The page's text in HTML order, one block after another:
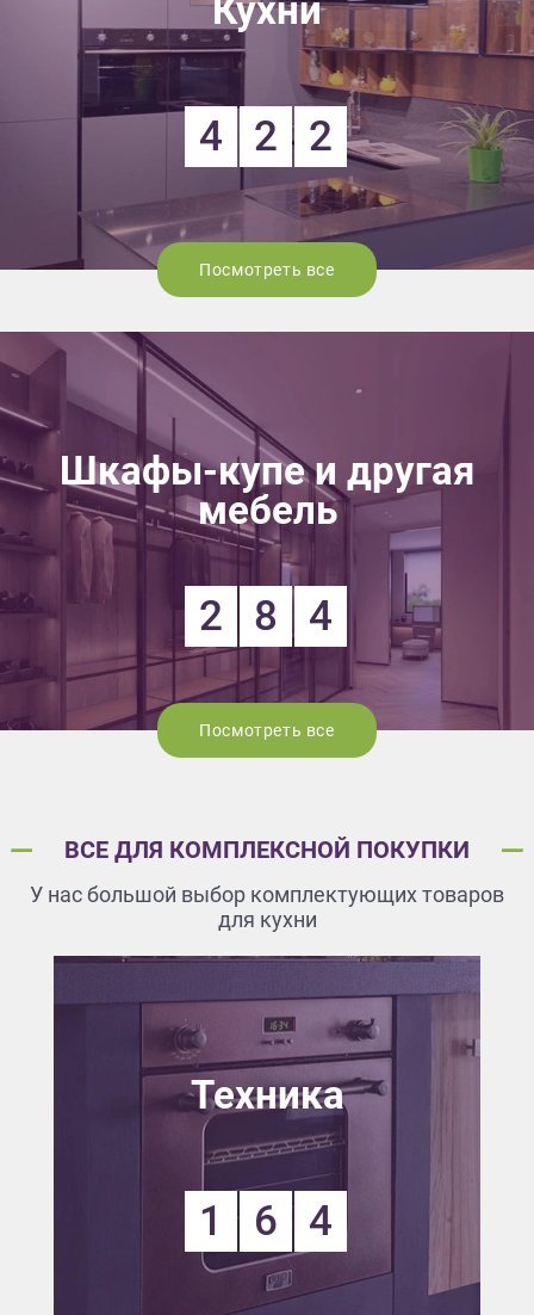
Кухни
4 2 2
Посмотреть все
Шкафы-купе и другая
мебель
2 8 4
Посмотреть все
ВСЕ ДЛЯ КОМПЛЕКСНОЙ ПОКУПКИ
У нас большой выбор комплектующих товаров
для кухни
Техника
1 6 4